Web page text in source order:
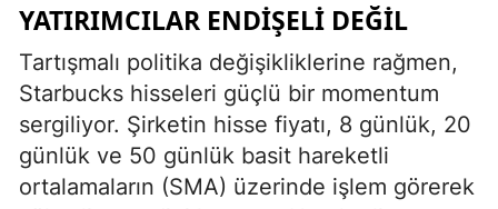
YATIRIMCILAR ENDIŞELI DEĞIL
Tartışmalı politika değişikliklerine rağmen,
Starbucks hisseleri güçlü bir momentum
sergiliyor. Şirketin hisse fiyatı, 8 günlük, 20
günlük ve 50 günlük basit hareketli
ortalamaların (SMA) üzerinde işlem görerek